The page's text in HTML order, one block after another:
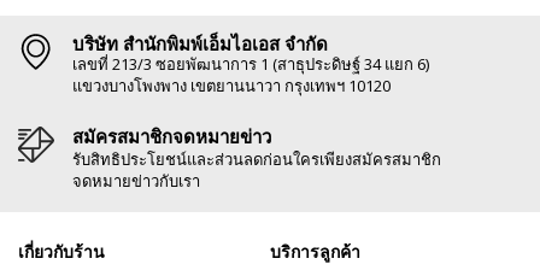
บริษัท สำนักพิมพ์เอ็มไอเอส จำกัด
เลขที่ 213/3 ซอยพัฒนาการ 1 (สาธุประดิษฐ์ 34 แยก 6)
แขวงบางโพงพาง เขตยานนาวา กรุงเทพฯ 10120
สมัครสมาชิกจดหมายข่าว
รับสิทธิประโยชน์และส่วนลดก่อนใครเพียงสมัครสมาชิก
จดหมายข่าวกับเรา
เกี่ยวกับร้าน บริการลูกค้า